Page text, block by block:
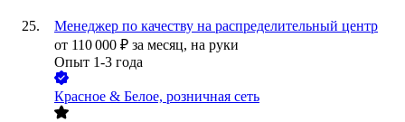
Менеджер по качеству на распределительный центр
от 110 000 ₽ за месяц, на руки
Опыт 1-3 года
Красное & Белое, розничная сеть